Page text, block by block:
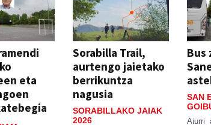
eta
Sorabilla Trail,
aurtengo jaietako
berrikuntza
nagusia
SORABILLAKO JAIAK
2026
Bus
SAN
Aiurri